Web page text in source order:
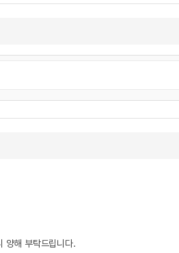
양해 부탁드립니다.